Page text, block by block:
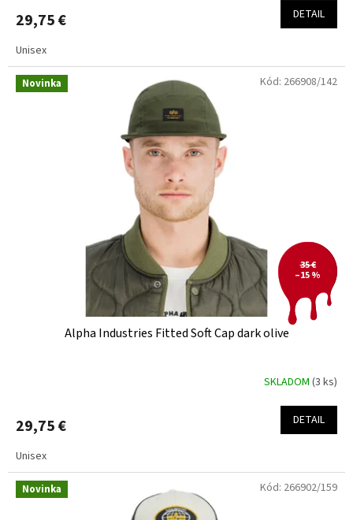
29,75 € DETAIL
Unisex
Novinka
35 €
–15 %
Alpha Industries Fitted Soft Cap dark olive
SKLADOM (3 ks)
29,75 € DETAIL
Unisex
Kód: 266908/142
Novinka Kód: 266902/159